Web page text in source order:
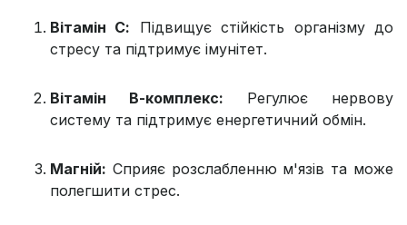
Вітамін С: Підвищує стійкість організму до
стресу та підтримує імунітет.
Вітамін В-комплекс: Регулює нервову
систему та підтримує енергетичний обмін.
Магній: Сприяє розслабленню м'язів та може
полегшити стрес.